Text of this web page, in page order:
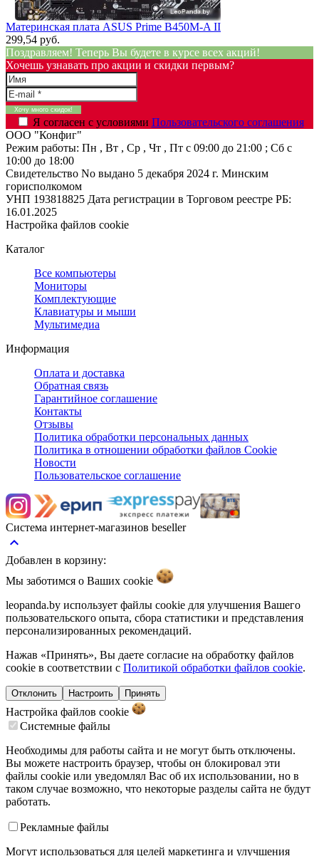
Материнская плата ASUS Prime B450M-A II
299,54 руб.
Поздравляем! Теперь Вы будете в курсе всех акций!
Хочешь узнавать про акции и скидки первым?
Я согласен с условиями Пользовательского соглашения
ООО "Конфиг"
Режим работы: Пн , Вт , Ср , Чт , Пт c 09:00 до 21:00 ; Сб c
10:00 до 18:00
Свидетельство No выдано 5 декабря 2024 г. Минским
горисполкомом
УНП 193818825 Дата регистрации в Торговом реестре РБ:
16.01.2025
Настройка файлов cookie
Каталог
Все компьютеры
Мониторы
Комплектующие
Клавиатуры и мыши
Мультимедиа
Информация
Оплата и доставка
Обратная связь
Гарантийное соглашение
Контакты
Отзывы
Политика обработки персональных данных
Политика в отношении обработки файлов Cookie
Новости
Пользовательское соглашение
Система интернет-магазинов beseller
keyboard_arrow_up
Добавлен в корзину:
Мы заботимся о Ваших cookie
leopanda.by использует файлы cookie для улучшения Вашего
пользовательского опыта, сбора статистики и представления
персонализированных рекомендаций.
Нажав «Принять», Вы даете согласие на обработку файлов
cookie в соответствии с Политикой обработки файлов cookie.
Отклонить Настроить Принять
Настройка файлов cookie
Системные файлы
Необходимы для работы сайта и не могут быть отключены.
Вы можете настроить браузер, чтобы он блокировал эти
файлы cookie или уведомлял Вас об их использовании, но в
таком случае возможно, что некоторые разделы сайта не будут
работать.
Рекламные файлы
Могут использоваться для целей маркетинга и улучшения